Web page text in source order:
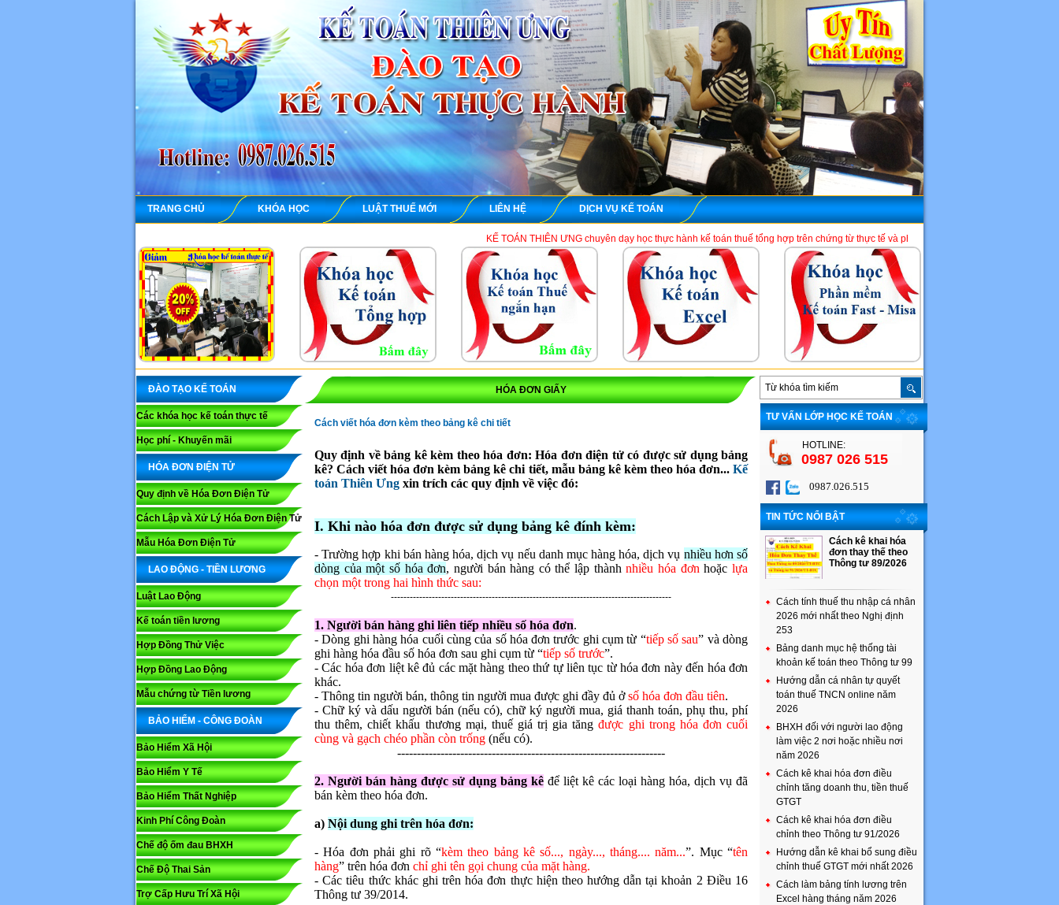
TRANG CHỦ KHÓA HỌC LUẬT THUẾ MỚI LIÊN HỆ DỊCH VỤ KẾ TOÁN
KẾ TOÁN THIÊN ƯNG chuyên dạy học thực hành kế toán thuế tổng hợp trên chứng từ thực tế và phần mềm HTKK, Excel, Misa. Là một địa chỉ học
HCM
ĐÀO TẠO KẾ TOÁN
Các khóa học kế toán thực tế
Học phí - Khuyến mãi
HÓA ĐƠN ĐIỆN TỬ
Quy định về Hóa Đơn Điện Tử
Cách Lập và Xử Lý Hóa Đơn Điện Tử
Mẫu Hóa Đơn Điện Tử
LAO ĐỘNG - TIỀN LƯƠNG
Luật Lao Động
Kế toán tiền lương
Hợp Đồng Thử Việc
Hợp Đồng Lao Động
Mẫu chứng từ Tiền lương
BẢO HIỂM - CÔNG ĐOÀN
Bảo Hiểm Xã Hội
Bảo Hiểm Y Tế
Bảo Hiểm Thất Nghiệp
Kinh Phí Công Đoàn
Chế độ ốm đau BHXH
Chế Độ Thai Sản
Trợ Cấp Hưu Trí Xã Hội
HÓA ĐƠN GIẤY
Cách viết hóa đơn kèm theo bảng kê chi tiết
Quy định về bảng kê kèm theo hóa đơn: Hóa đơn điện tử có được sử dụng bảng
kê? Cách viết hóa đơn kèm bảng kê chi tiết, mẫu bảng kê kèm theo hóa đơn... Kế
toán Thiên Ưng xin trích các quy định về việc đó:
I. Khi nào hóa đơn được sử dụng bảng kê đính kèm:
- Trường hợp khi bán hàng hóa, dịch vụ nếu danh mục hàng hóa, dịch vụ nhiều hơn số
dòng của một số hóa đơn, người bán hàng có thể lập thànhnhiều hóa đơn hoặclựa
chọn một trong hai hình thức sau:
-----------------------------------------------------------------------------------------
1. Người bán hàng ghi liên tiếp nhiều số hóa đơn.
- Dòng ghi hàng hóa cuối cùng của số hóa đơn trước ghi cụm từ “tiếp số sau” và dòng
ghi hàng hóa đầu số hóa đơn sau ghi cụm từ “tiếp số trước”.
- Các hóa đơn liệt kê đủ các mặt hàng theo thứ tự liên tục từ hóa đơn này đến hóa đơn
khác.
- Thông tin người bán, thông tin người mua được ghi đầy đủ ởsố hóa đơn đầu tiên.
- Chữ ký và dấu người bán (nếu có), chữ ký người mua, giá thanh toán, phụ thu, phí
thu thêm, chiết khấu thương mại, thuế giá trị gia tăngđược ghi trong hóa đơn cuối
cùng và gạch chéo phần còn trống (nếu có).
--------------------------------------------------------------------
2. Người bán hàng được sử dụng bảng kê để liệt kê các loại hàng hóa, dịch vụ đã
bán kèm theo hóa đơn.
a) Nội dung ghi trên hóa đơn:
- Hóa đơn phải ghi rõ “kèm theo bảng kê số..., ngày..., tháng.... năm...”. Mục “tên
hàng” trên hóa đơn chỉ ghi tên gọi chung của mặt hàng.
- Các tiêu thức khác ghi trên hóa đơn thực hiện theo hướng dẫn tại khoản 2 Điều 16
Thông tư 39/2014.
TƯ VẤN LỚP HỌC KẾ TOÁN
0987 026 515
HOTLINE:
0987.026.515
TIN TỨC NỔI BẬT
Cách kê khai hóa
đơn thay thế theo
Thông tư 89/2026
Cách tính thuế thu nhập cá nhân
2026 mới nhất theo Nghị định
253
Bảng danh mục hệ thống tài
khoản kế toán theo Thông tư 99
Hướng dẫn cá nhân tự quyết
toán thuế TNCN online năm
2026
BHXH đối với người lao động
làm việc 2 nơi hoặc nhiều nơi
năm 2026
Cách kê khai hóa đơn điều
chỉnh tăng doanh thu, tiền thuế
GTGT
Cách kê khai hóa đơn điều
chỉnh theo Thông tư 91/2026
Hướng dẫn kê khai bổ sung điều
chỉnh thuế GTGT mới nhất 2026
Cách làm bảng tính lương trên
Excel hàng tháng năm 2026